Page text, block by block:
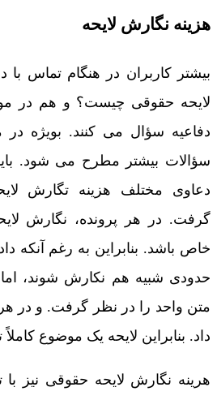
هزینه نگارش لایحه
بیشتر کاربران در هنگام تماس
لایحه حقوقی چیست؟ و هم در
دفاعیه سؤال می کنند. بویژه
سؤالات بیشتر مطرح می شود.
دعاوی مختلف هزینه تگارش
گرفت. در هر پرونده، نگارش
خاص باشد. بنابراین به رغم آنکه
حدودی شبیه هم نکارش شوند،
متن واحد را در نظر گرفت. و در هر
داد. بنابراین لایحه یک موضوع
هرینه نگارش لایحه حقوقی نیز